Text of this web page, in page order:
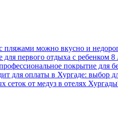
можно вкусно и
для первого отдыха с ребенком
покрытие для
для оплаты в Хургаде: выбор
сеток от медуз в отелях